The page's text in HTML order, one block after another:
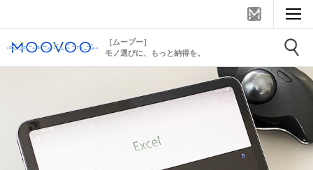
［ムーブー］
モノ選びに、もっと納得を。